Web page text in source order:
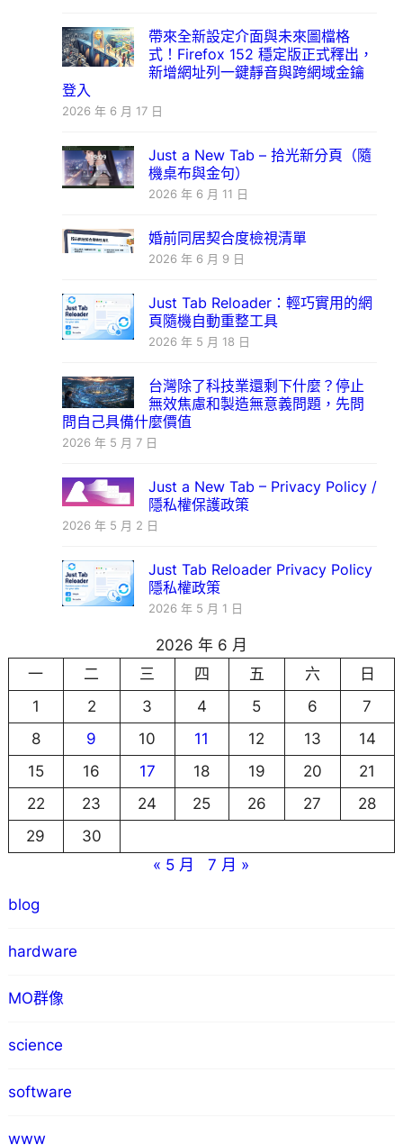
帶來全新設定介面與未來圖檔格
式！Firefox 152 穩定版正式釋出，
新增網址列一鍵靜音與跨網域金鑰
登入
2026 年 6 月 17 日
Just a New Tab – 拾光新分頁（隨
機桌布與金句）
2026 年 6 月 11 日
婚前同居契合度檢視清單
2026 年 6 月 9 日
Just Tab Reloader：輕巧實用的網
頁隨機自動重整工具
2026 年 5 月 18 日
台灣除了科技業還剩下什麼？停止
無效焦慮和製造無意義問題，先問
問自己具備什麼價值
2026 年 5 月 7 日
Just a New Tab – Privacy Policy /
隱私權保護政策
2026 年 5 月 2 日
Just Tab Reloader Privacy Policy
隱私權政策
2026 年 5 月 1 日
2026 年 6 月
一
二 三 四 五 六
日
1
2 3 4 5 6
7
8
9 10 11 12 13
14
15
16 17 18 19 20
21
22
23 24 25 26 27
28
29
30
« 5 月
7 月 »
blog
hardware
MO群像
science
software
www